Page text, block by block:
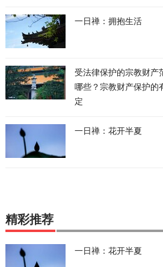
一日禅：拥抱生活
受法律保护的宗教财产
哪些？宗教财产保护的
定
一日禅：花开半夏
精彩推荐
一日禅：花开半夏